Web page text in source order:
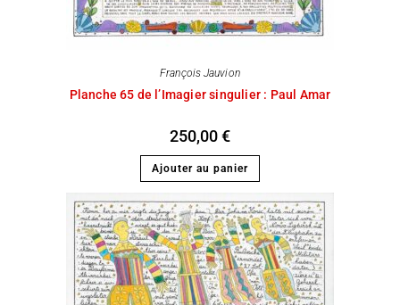
François Jauvion
Planche 65 de l’Imagier singulier : Paul Amar
250,00€
Ajouter au panier